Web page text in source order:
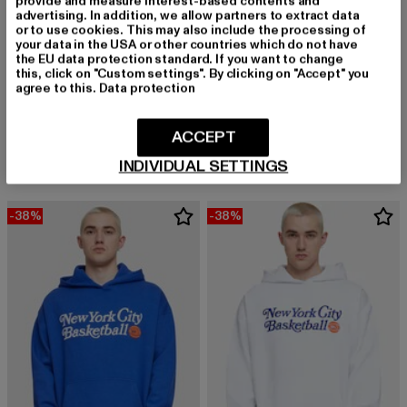
Derzeitiger Preis: 37,19 EURAktionspreis: 59,99 EUR
Nyc Bb
37,09 EUR
Derzeitiger Preis: 37,09 EUR
-38% -38%
advertising. In addition, we allow partners to extract data
or to use cookies. This may also include the processing of
your data in the USA or other countries which do not have
the EU data protection standard. If you want to change
this, click on "Custom settings". By clicking on "Accept" you
agree to this. Data protection
INDIVIDUAL SETTINGS
ACCEPT